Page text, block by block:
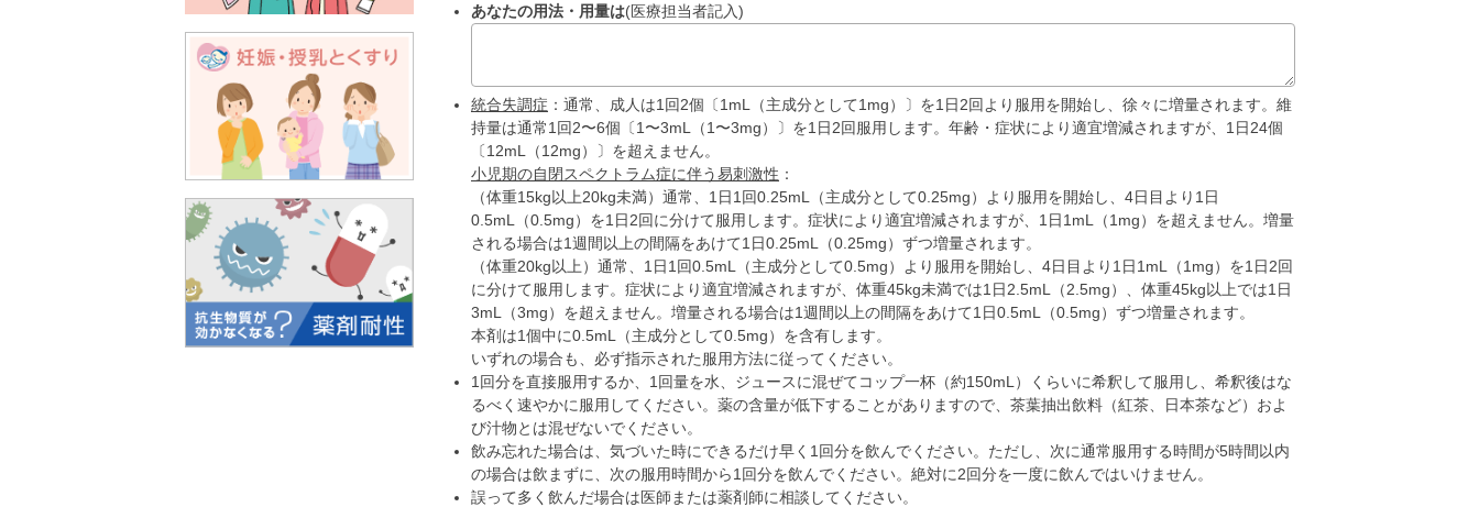
あなたの用法・用量は(医療担当者記入)
統合失調症 ：通常、成人は1回2個〔1mL（主成分として1mg）〕を1日2回より服用を開始し、徐々に増量されます。維
持量は通常1回2〜6個〔1〜3mL（1〜3mg）〕を1日2回服用します。年齢・症状により適宜増減されますが、1日24個
〔12mL（12mg）〕を超えません。
小児期の自閉スペクトラム症に伴う易刺激性 ：
（体重15kg以上20kg未満）通常、1日1回0.25mL（主成分として0.25mg）より服用を開始し、4日目より1日
0.5mL（0.5mg）を1日2回に分けて服用します。症状により適宜増減されますが、1日1mL（1mg）を超えません。増量
される場合は1週間以上の間隔をあけて1日0.25mL（0.25mg）ずつ増量されます。
（体重20kg以上）通常、1日1回0.5mL（主成分として0.5mg）より服用を開始し、4日目より1日1mL（1mg）を1日2回
に分けて服用します。症状により適宜増減されますが、体重45kg未満では1日2.5mL（2.5mg）、体重45kg以上では1日
3mL（3mg）を超えません。増量される場合は1週間以上の間隔をあけて1日0.5mL（0.5mg）ずつ増量されます。
本剤は1個中に0.5mL（主成分として0.5mg）を含有します。
いずれの場合も、必ず指示された服用方法に従ってください。
1回分を直接服用するか、1回量を水、ジュースに混ぜてコップ一杯（約150mL）くらいに希釈して服用し、希釈後はな
るべく速やかに服用してください。薬の含量が低下することがありますので、茶葉抽出飲料（紅茶、日本茶など）およ
び汁物とは混ぜないでください。
飲み忘れた場合は、気づいた時にできるだけ早く1回分を飲んでください。ただし、次に通常服用する時間が5時間以内
の場合は飲まずに、次の服用時間から1回分を飲んでください。絶対に2回分を一度に飲んではいけません。
誤って多く飲んだ場合は医師または薬剤師に相談してください。